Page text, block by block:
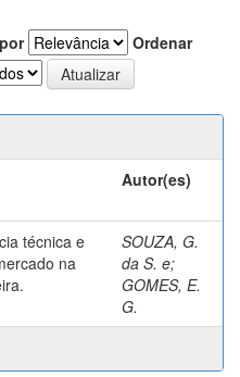
Ordenar
Autor(es)
técnica e
na
SOUZA, G.
da S. e;
GOMES, E.
G.